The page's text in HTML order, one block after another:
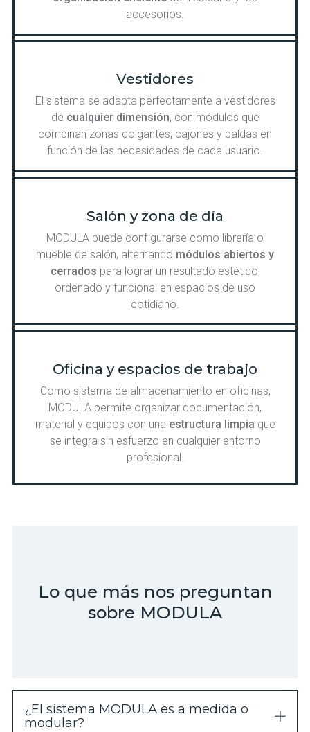
accesorios.
Vestidores
El sistema se adapta perfectamente a vestidores
de cualquier dimensión, con módulos que
combinan zonas colgantes, cajones y baldas en
función de las necesidades de cada usuario.
Salón y zona de día
MODULA puede configurarse como librería o
mueble de salón, alternando módulos abiertos y
cerrados para lograr un resultado estético,
ordenado y funcional en espacios de uso
cotidiano.
Oficina y espacios de trabajo
Como sistema de almacenamiento en oficinas,
MODULA permite organizar documentación,
material y equipos con una estructura limpia que
se integra sin esfuerzo en cualquier entorno
profesional.
Lo que más nos preguntan
sobre MODULA
¿El sistema MODULA es a medida o
modular?